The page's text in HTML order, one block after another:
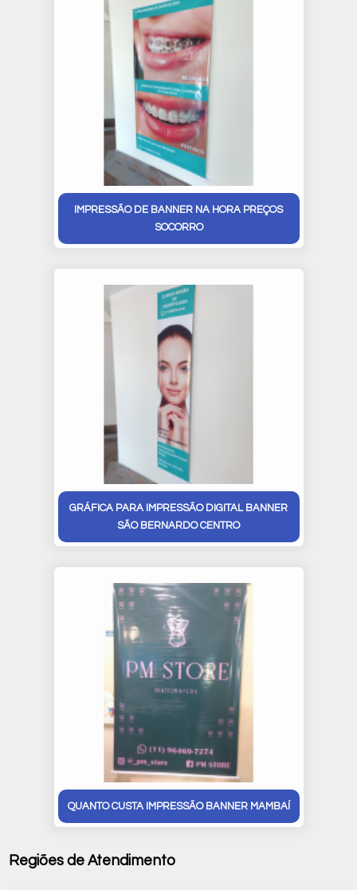
IMPRESSÃO DE BANNER NA HORA PREÇOS
SOCORRO
GRÁFICA PARA IMPRESSÃO DIGITAL BANNER
SÃO BERNARDO CENTRO
QUANTO CUSTA IMPRESSÃO BANNER MAMBAÍ
Regiões de Atendimento